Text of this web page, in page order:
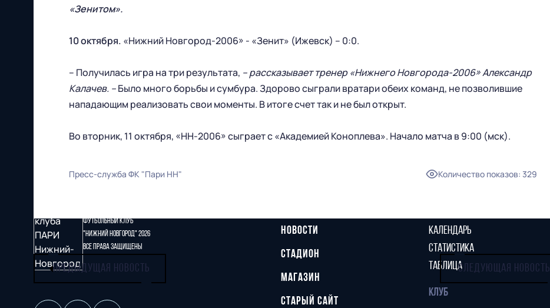
«Зенитом».
10 октября. «Нижний Новгород-2006» - «Зенит» (Ижевск) – 0:0.
– Получилась игра на три результата, – рассказывает тренер «Нижнего Новгорода-2006» Александр
Калачев. –Было много борьбы и сумбура. Здорово сыграли вратари обеих команд, не позволившие
нападающим реализовать свои моменты. В итоге счет так и не был открыт.
Во вторник, 11 октября, «НН-2006» сыграет с «Академией Коноплева». Начало матча в 9:00 (мск).
Пресс-служба ФК "Пари НН" Количество показов: 329
ПРЕДЫДУЩАЯ НОВОСТЬ СЛЕДУЮЩАЯ НОВОСТЬ
Футбольный клуб
"Нижний Новгород" 2026
Все права защищены
НОВОСТИ
СТАДИОН
МАГАЗИН
СТАРЫЙ САЙТ
КАЛЕНДАРЬ
СТАТИСТИКА
ТАБЛИЦА
КЛУБ